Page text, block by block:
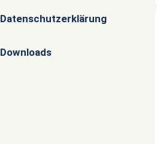
Datenschutzerklärung
Downloads